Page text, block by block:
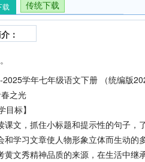
载 传统下载
：
学年七年级语文下册 （统编版
之光
标】
文，抓住小标题和提示性的句子，了
学习文章使人物形象立体而生动的多
文秀精神品质的来源，在生活中继承